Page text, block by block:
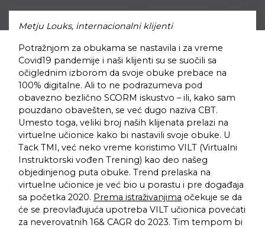
Metju Louks, internacionalni klijenti
Potražnjom za obukama se nastavila i za vreme
Covid19 pandemije i naši klijenti su se suočili sa
očiglednim izborom da svoje obuke prebace na
100% digitalne. Ali to ne podrazumeva pod
obavezno bezlično SCORM iskustvo – ili, kako sam
pouzdano obavešten, se već dugo naziva CBT.
Umesto toga, veliki broj naših klijenata prelazi na
virtuelne učionice kako bi nastavili svoje obuke. U
Tack TMI, već neko vreme koristimo VILT (Virtualni
Instruktorski vođen Trening) kao deo našeg
objedinjenog puta obuke. Trend prelaska na
virtuelne učionice je već bio u porastu i pre događaja
sa početka 2020. Prema istraživanjima očekuje se da
će se preovlađujuća upotreba VILT učionica povećati
za neverovatnih 16& CAGR do 2023. Tim tempom bi